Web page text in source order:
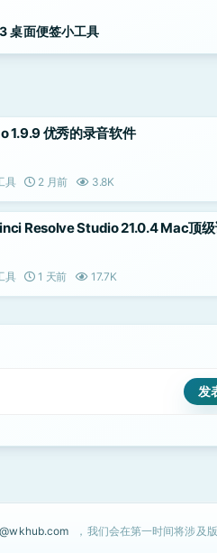
桌面便签小工具
1.9.9 优秀的录音软件
具 2 月前 3.8K
Resolve Studio 21.0.4 Mac顶
具 1 天前 17.7K
，我们会在第一时间将涉及